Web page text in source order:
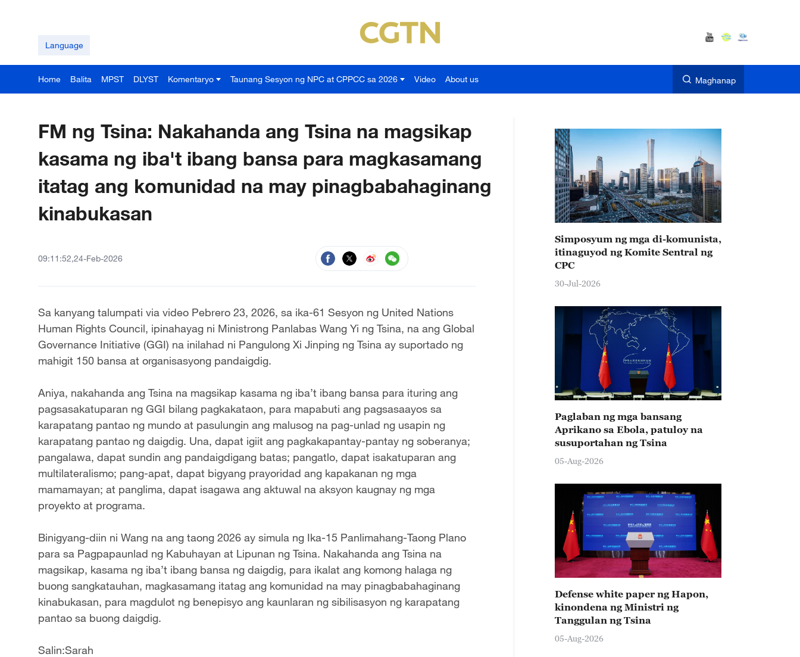
Language
Home Balita MPST DLYST Komentaryo Taunang Sesyon ng NPC at CPPCC sa 2026 Video About us Maghanap
FM ng Tsina: Nakahanda ang Tsina na magsikap
kasama ng iba't ibang bansa para magkasamang
itatag ang komunidad na may pinagbabahaginang
kinabukasan
09:11:52,24-Feb-2026
Sa kanyang talumpati via video Pebrero 23, 2026, sa ika-61 Sesyon ng United Nations
Human Rights Council, ipinahayag ni Ministrong Panlabas Wang Yi ng Tsina, na ang Global
Governance Initiative (GGI) na inilahad ni Pangulong Xi Jinping ng Tsina ay suportado ng
mahigit 150 bansa at organisasyong pandaigdig.
Aniya, nakahanda ang Tsina na magsikap kasama ng iba’t ibang bansa para ituring ang
pagsasakatuparan ng GGI bilang pagkakataon, para mapabuti ang pagsasaayos sa
karapatang pantao ng mundo at pasulungin ang malusog na pag-unlad ng usapin ng
karapatang pantao ng daigdig. Una, dapat igiit ang pagkakapantay-pantay ng soberanya;
pangalawa, dapat sundin ang pandaigdigang batas; pangatlo, dapat isakatuparan ang
multilateralismo; pang-apat, dapat bigyang prayoridad ang kapakanan ng mga
mamamayan; at panglima, dapat isagawa ang aktuwal na aksyon kaugnay ng mga
proyekto at programa.
Binigyang-diin ni Wang na ang taong 2026 ay simula ng Ika-15 Panlimahang-Taong Plano
para sa Pagpapaunlad ng Kabuhayan at Lipunan ng Tsina. Nakahanda ang Tsina na
magsikap, kasama ng iba’t ibang bansa ng daigdig, para ikalat ang komong halaga ng
buong sangkatauhan, magkasamang itatag ang komunidad na may pinagbabahaginang
kinabukasan, para magdulot ng benepisyo ang kaunlaran ng sibilisasyon ng karapatang
pantao sa buong daigdig.
Salin:Sarah
Simposyum ng mga di-komunista,
itinaguyod ng Komite Sentral ng
CPC
30-Jul-2026
Paglaban ng mga bansang
Aprikano sa Ebola, patuloy na
susuportahan ng Tsina
05-Aug-2026
Defense white paper ng Hapon,
kinondena ng Ministri ng
Tanggulan ng Tsina
05-Aug-2026